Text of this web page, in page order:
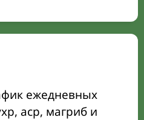
ежедневных
аср, магриб и